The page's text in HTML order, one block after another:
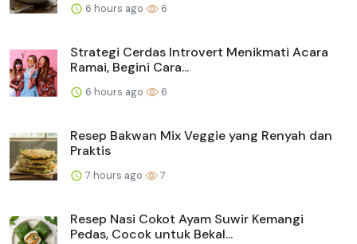
6 hours ago 6
Strategi Cerdas Introvert Menikmati Acara
Ramai, Begini Cara...
6 hours ago 6
Resep Bakwan Mix Veggie yang Renyah dan
Praktis
7 hours ago 7
Resep Nasi Cokot Ayam Suwir Kemangi
Pedas, Cocok untuk Bekal...